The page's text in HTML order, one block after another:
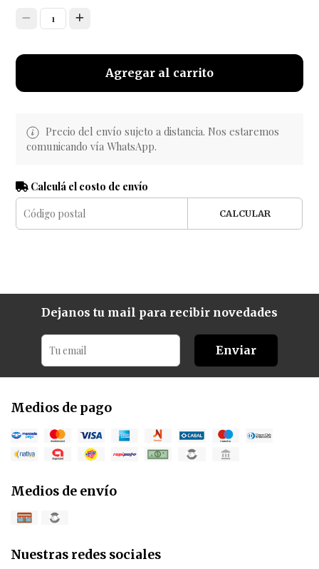
1
Agregar al carrito
Precio del envío sujeto a distancia. Nos estaremos
comunicando vía WhatsApp.
Calculá el costo de envío
CALCULAR
Dejanos tu mail para recibir novedades
Enviar
Medios de pago
Medios de envío
Nuestras redes sociales